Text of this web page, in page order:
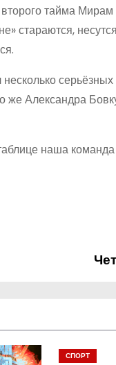
второго тайма
стараются,
серьёзных
же Александра
наша
СПОРТ